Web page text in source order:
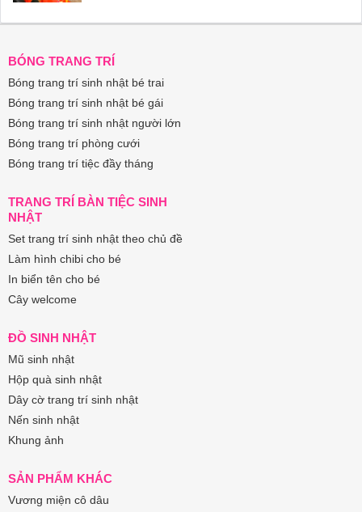
BÓNG TRANG TRÍ
Bóng trang trí sinh nhật bé trai
Bóng trang trí sinh nhật bé gái
Bóng trang trí sinh nhật người lớn
Bóng trang trí phòng cưới
Bóng trang trí tiệc đầy tháng
TRANG TRÍ BÀN TIỆC SINH
NHẬT
Set trang trí sinh nhật theo chủ đề
Làm hình chibi cho bé
In biển tên cho bé
Cây welcome
ĐỒ SINH NHẬT
Mũ sinh nhật
Hộp quà sinh nhật
Dây cờ trang trí sinh nhật
Nến sinh nhật
Khung ảnh
SẢN PHẨM KHÁC
Vương miện cô dâu